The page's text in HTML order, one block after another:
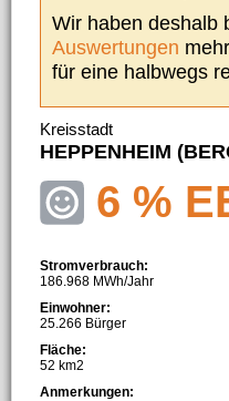
Wir haben deshalb
Auswertungen
für eine halbwegs
Kreisstadt
HEPPENHEIM
6 %
Stromverbrauch:
186.968 MWh/Jahr
Einwohner:
25.266 Bürger
Fläche:
52 km2
Anmerkungen: